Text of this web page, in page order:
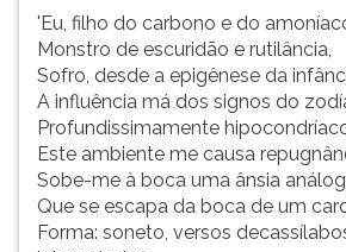
'Eu, filho do carbono e do
Monstro de escuridão e rutilância,
Sofro, desde a epigênese da
A influência má dos signos do
Profundissimamente
Este ambiente me causa
Sobe-me à boca uma ânsia
Que se escapa da boca de um
Forma: soneto, versos